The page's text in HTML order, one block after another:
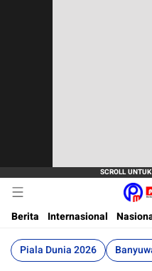
Plat
Berita Terkini,
Berita
Internasional
Piala Dunia 2026